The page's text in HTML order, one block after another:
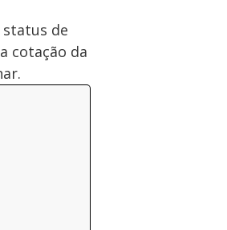
status de
cotação da